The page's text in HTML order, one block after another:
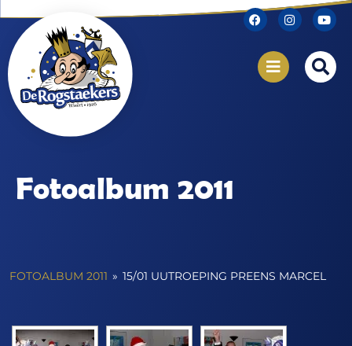
Fotoalbum 2011
FOTOALBUM 2011 » 15/01 UUTROEPING PREENS MARCEL